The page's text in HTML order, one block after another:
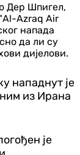
Дер Шпигел,
Azraq Air
напада
да ли су
дијелови.
нападнут је
из Ирана
је